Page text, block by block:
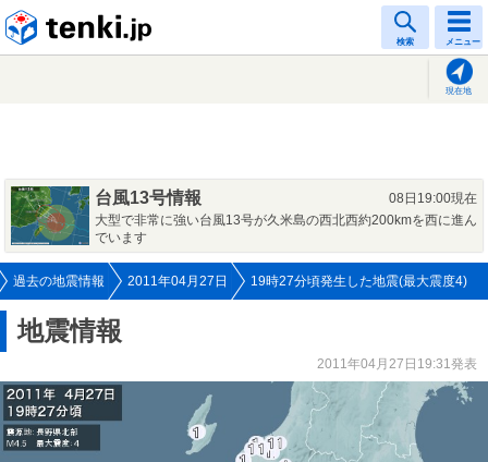
検索 メニュー
現在地
台風13号情報
08日19:00現在
大型で非常に強い台風13号が久米島の西北西約200kmを西に進ん
でいます
過去の地震情報 2011年04月27日 19時27分頃発生した地震(最大震度4)
地震情報
2011年04月27日19:31発表